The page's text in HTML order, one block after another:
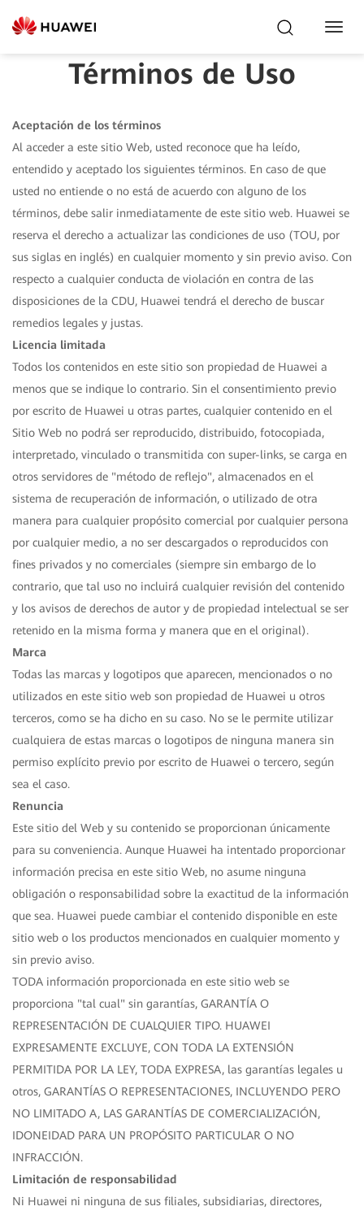
Términos de Uso
Aceptación de los términos
Al acceder a este sitio Web, usted reconoce que ha leído,
entendido y aceptado los siguientes términos. En caso de que
usted no entiende o no está de acuerdo con alguno de los
términos, debe salir inmediatamente de este sitio web. Huawei se
reserva el derecho a actualizar las condiciones de uso (TOU, por
sus siglas en inglés) en cualquier momento y sin previo aviso. Con
respecto a cualquier conducta de violación en contra de las
disposiciones de la CDU, Huawei tendrá el derecho de buscar
remedios legales y justas.
Licencia limitada
Todos los contenidos en este sitio son propiedad de Huawei a
menos que se indique lo contrario. Sin el consentimiento previo
por escrito de Huawei u otras partes, cualquier contenido en el
Sitio Web no podrá ser reproducido, distribuido, fotocopiada,
interpretado, vinculado o transmitida con super-links, se carga en
otros servidores de "método de reflejo", almacenados en el
sistema de recuperación de información, o utilizado de otra
manera para cualquier propósito comercial por cualquier persona
por cualquier medio, a no ser descargados o reproducidos con
fines privados y no comerciales (siempre sin embargo de lo
contrario, que tal uso no incluirá cualquier revisión del contenido
y los avisos de derechos de autor y de propiedad intelectual se ser
retenido en la misma forma y manera que en el original).
Marca
Todas las marcas y logotipos que aparecen, mencionados o no
utilizados en este sitio web son propiedad de Huawei u otros
terceros, como se ha dicho en su caso. No se le permite utilizar
cualquiera de estas marcas o logotipos de ninguna manera sin
permiso explícito previo por escrito de Huawei o tercero, según
sea el caso.
Renuncia
Este sitio del Web y su contenido se proporcionan únicamente
para su conveniencia. Aunque Huawei ha intentado proporcionar
información precisa en este sitio Web, no asume ninguna
obligación o responsabilidad sobre la exactitud de la información
que sea. Huawei puede cambiar el contenido disponible en este
sitio web o los productos mencionados en cualquier momento y
sin previo aviso.
TODA información proporcionada en este sitio web se
proporciona "tal cual" sin garantías, GARANTÍA O
REPRESENTACIÓN DE CUALQUIER TIPO. HUAWEI
EXPRESAMENTE EXCLUYE, CON TODA LA EXTENSIÓN
PERMITIDA POR LA LEY, TODA EXPRESA, las garantías legales u
otros, GARANTÍAS O REPRESENTACIONES, INCLUYENDO PERO
NO LIMITADO A, LAS GARANTÍAS DE COMERCIALIZACIÓN,
IDONEIDAD PARA UN PROPÓSITO PARTICULAR O NO
INFRACCIÓN.
Limitación de responsabilidad
Ni Huawei ni ninguna de sus filiales, subsidiarias, directores,